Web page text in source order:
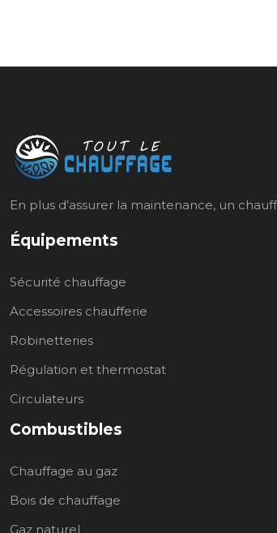
En plus d’assurer la maintenance, un
Équipements
Sécurité chauffage
Accessoires chaufferie
Robinetteries
Régulation et thermostat
Circulateurs
Combustibles
Chauffage au gaz
Bois de chauffage
Gaz naturel